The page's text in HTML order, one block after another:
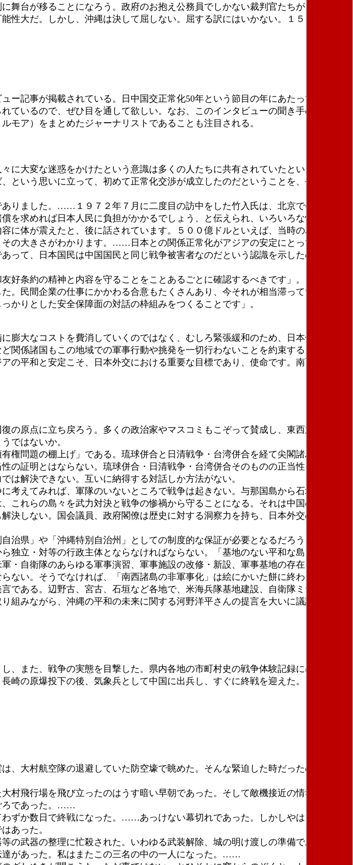
台が移ることになろう。政府のお抱え公務員でしかない裁判官たちが、専門用
大だ。しかし、沖縄は決して屈しない。屈する訳にはいかない。１５０万人の
記事が掲載されている。日中国交正常化50年という節目の年にあたって、日本
いるので、ぜひ目を通して欲しい。なお、このインタビューの聞き手の熊谷伸
モア）をまとめたジャーナリストであることも注目される。
大変な迷惑をかけたという意識は多くの人たちに共有されていたということで
いう思いに立って、初めて正常化交渉が成立したのだということを、今の人た
りました。……１９７２年７月に二度目の訪中をした竹入氏は、北京で会談した
求めれば日本人民に負担がかかるでしょう、と伝えられ、いろいろな情報から
体が震えたと、後に話されています。５００億ドルといえば、当時の為替レー
の大きさがわかります。……日本との関係正常化がアジアの安定にとって重要と
て、日本国民は中国国民と同じ戦争被害者なのだという認識を示したので
条約の精神と内容を守ることをことあるごとに確認するべきです」。
民間企業の仕事にかかわる合意もたくさんあり、今それが相当滞っています。
かりとした安全保障面の対話の枠組みをつくることです」。
大なコストを費消していくのではなく、むしろ緊張緩和のため、日本側から積
係諸国もこの地域での軍事行動や挑発を一切行わないことを約束する。そのこ
平和と安定こそ、日本外交における重要な目標であり、使命です。南西諸島の
原点に立ち戻ろう。多くの政治家やマスコミもこぞって賛成し、東西対立の谷
ではないか。
問題の棚上げ」である。琉球併合と日清戦争・台湾併合を経て尖閣諸島を領有
証明とはならない。琉球併合・日清戦争・台湾併合そのものの正当性に立ち返
は解決できない。互いに納得する対話しか方法がない。
えてみれば、軍隊のいないところで戦争は起きない。与那国島から石垣、宮
れらの島々を武力対決と戦争の惨禍から守ることになる。それは中国の侵略を
しない。国会議員、政府閣僚は歴史に対する洞察力を持ち、日本外交のかじを
県」や「沖縄特別自治州」としての制度的な保証が必要となるだろう。日本外
立・対等の行政主体とならなければならない。「基地のない平和な島」という
自衛隊のあらゆる軍事演習、軍事施設の改修・新設、軍事基地の存在そのもの
い。そうでなければ、「南西諸島の非軍事化」は絵にかいた餅に終わる。
ある。辺野古、宮古、石垣など各地で、米海兵隊基地建設、自衛隊ミサイル基
みながら、沖縄の平和の未来に関する河野洋平さんの提言を大いに議論しよ
また、戦争の実態を目撃した。県内各地の市町村史の戦争体験記録にはそうし
の原爆投下の後、気象兵として中国に出兵し、すぐに終戦を迎えた。引用は原
大村航空隊の退避していた防空壕で眺めた。そんな緊迫した時だったのに私達
飛行場を飛び立ったのはうす暗い早朝であった。そして敵機接近の情報のため
ろであった。……
ずか数日で終戦になった。……あっけない幕切れであった。しかしやはり終戦
あった。
武器の整理に忙殺された。いわゆる武装解除、城の明け渡しの準備である。
があった。私はまたこの三名の中の一人になった。……